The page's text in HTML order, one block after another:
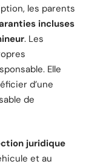
les parents
incluses
. Les
Elle
d’une
de
juridique
et au